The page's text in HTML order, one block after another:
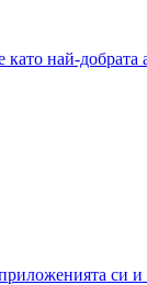
най-добрата
си и